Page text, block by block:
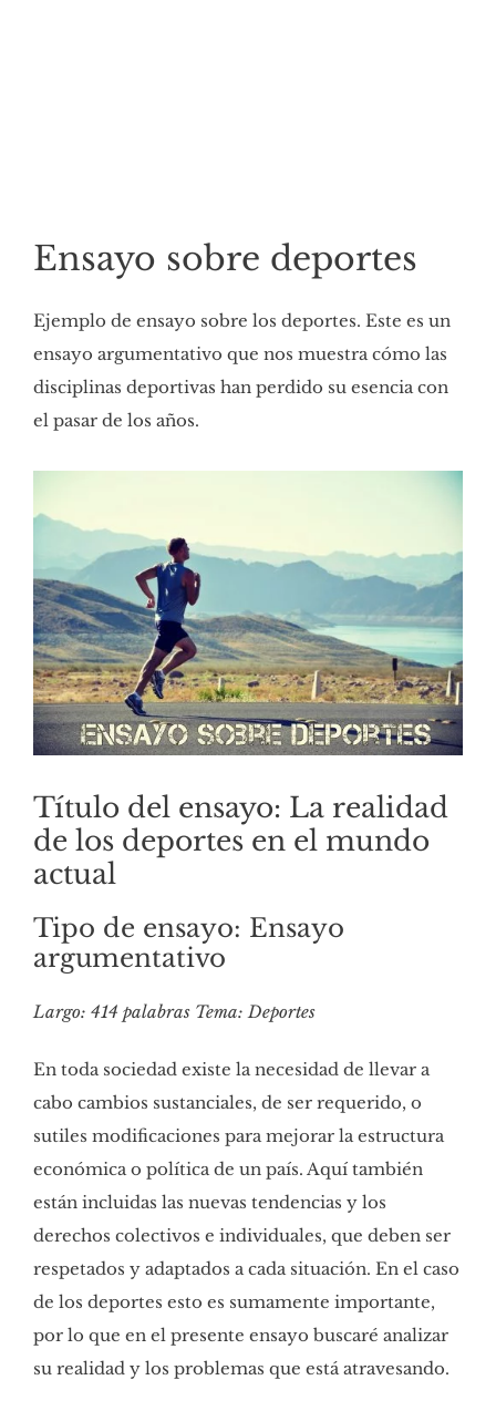
Ensayo sobre deportes
Ejemplo de ensayo sobre los deportes. Este es un
ensayo argumentativo que nos muestra cómo las
disciplinas deportivas han perdido su esencia con
el pasar de los años.
Título del ensayo: La realidad
de los deportes en el mundo
actual
Tipo de ensayo: Ensayo
argumentativo
Largo: 414 palabras Tema: Deportes
En toda sociedad existe la necesidad de llevar a
cabo cambios sustanciales, de ser requerido, o
sutiles modificaciones para mejorar la estructura
económica o política de un país. Aquí también
están incluidas las nuevas tendencias y los
derechos colectivos e individuales, que deben ser
respetados y adaptados a cada situación. En el caso
de los deportes esto es sumamente importante,
por lo que en el presente ensayo buscaré analizar
su realidad y los problemas que está atravesando.